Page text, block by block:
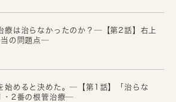
療は治らなかったのか？─【第2話】右上
当の問題点─
始めると決めた。─【第1話】「治らな
・2番の根管治療─